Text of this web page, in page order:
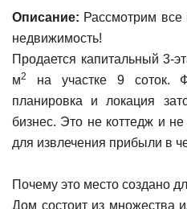
Описание: Рассмотрим
недвижимость!
Продается капитальный
м2
на участке 9 соток.
планировка и локация
бизнес. Это не коттедж и
для извлечения прибыли в
Почему это место создано
Дом состоит из множества